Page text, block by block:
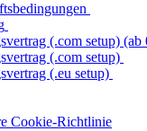
(.com setup) (ab
(.com setup)
(.eu setup)
Cookie-Richtlinie